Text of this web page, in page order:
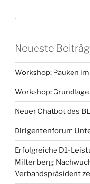
Neueste
Workshop: Pauken
Workshop:
Neuer Chatbot des
Dirigentenforum
Erfolgreiche D1-
Miltenberg:
Verbandspräsident